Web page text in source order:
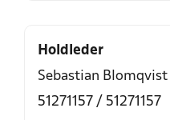
Holdleder
Sebastian Blomqvist
51271157 / 51271157